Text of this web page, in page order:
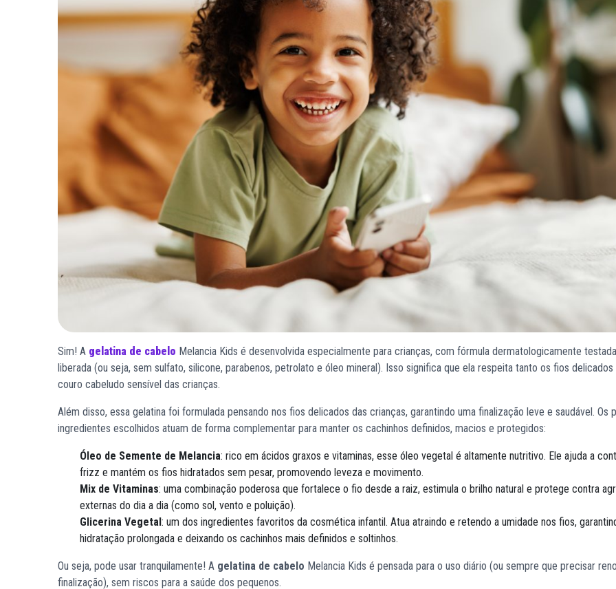
Sim! A gelatina de cabelo Melancia Kids é desenvolvida especialmente para crianças, com fórmula dermatologicamente
liberada (ou seja, sem sulfato, silicone, parabenos, petrolato e óleo mineral). Isso significa que ela respeita tanto os fios delicados
couro cabeludo sensível das crianças.
Além disso, essa gelatina foi formulada pensando nos fios delicados das crianças, garantindo uma finalização leve e saudável. Os
ingredientes escolhidos atuam de forma complementar para manter os cachinhos definidos, macios e protegidos:
Óleo de Semente de Melancia: rico em ácidos graxos e vitaminas, esse óleo vegetal é altamente nutritivo. Ele ajuda a
frizz e mantém os fios hidratados sem pesar, promovendo leveza e movimento.
Mix de Vitaminas: uma combinação poderosa que fortalece o fio desde a raiz, estimula o brilho natural e protege contra
externas do dia a dia (como sol, vento e poluição).
Glicerina Vegetal : um dos ingredientes favoritos da cosmética infantil. Atua atraindo e retendo a umidade nos fios,
hidratação prolongada e deixando os cachinhos mais definidos e soltinhos.
Ou seja, pode usar tranquilamente! A gelatina de cabelo Melancia Kids é pensada para o uso diário (ou sempre que precisar
finalização), sem riscos para a saúde dos pequenos.